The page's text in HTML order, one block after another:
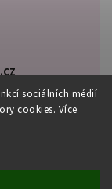
sociálních médií
cookies. Více
vyhrazena.